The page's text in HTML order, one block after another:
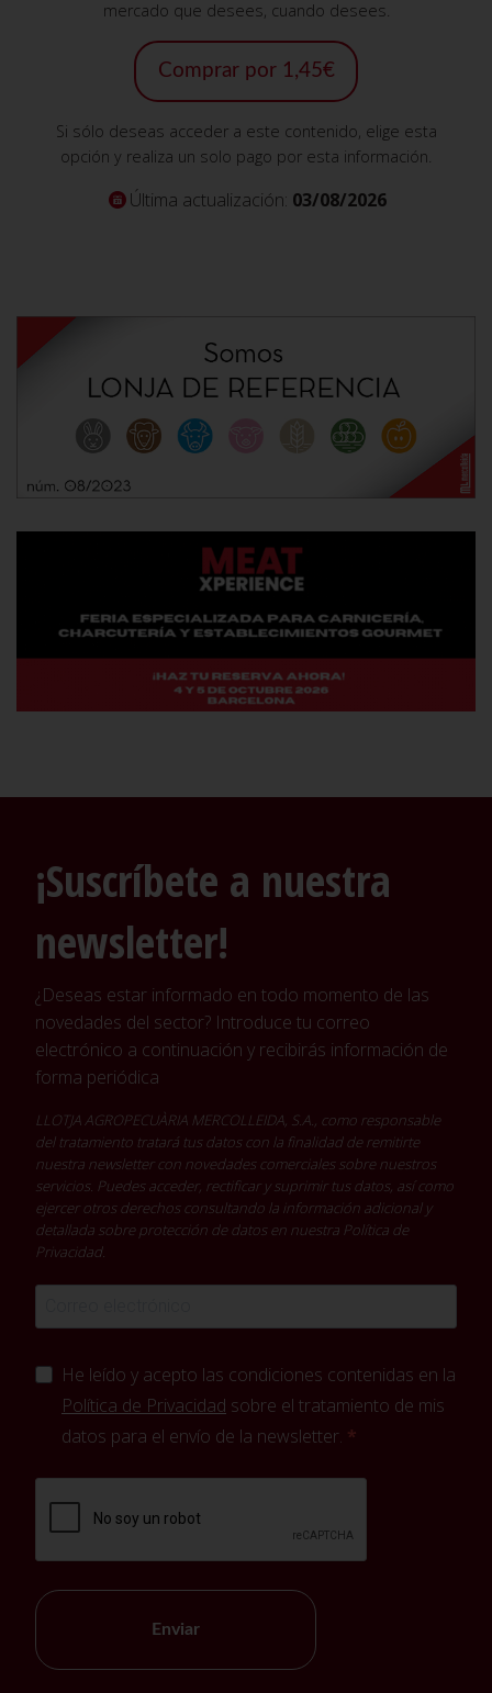
mercado que desees, cuando desees.
Comprar por 1,45€
Si sólo deseas acceder a este contenido, elige esta
opción y realiza un solo pago por esta información.
Última actualización: 03/08/2026
¡Suscríbete a nuestra
newsletter!
¿Deseas estar informado en todo momento de las
novedades del sector? Introduce tu correo
electrónico a continuación y recibirás información de
forma periódica
LLOTJA AGROPECUÀRIA MERCOLLEIDA, S.A., como responsable
del tratamiento tratará tus datos con la finalidad de remitirte
nuestra newsletter con novedades comerciales sobre nuestros
servicios. Puedes acceder, rectificar y suprimir tus datos, así como
ejercer otros derechos consultando la información adicional y
detallada sobre protección de datos en nuestra Política de
Privacidad.
He leído y acepto las condiciones contenidas en la
Política de Privacidad sobre el tratamiento de mis
datos para el envío de la newsletter.
Enviar